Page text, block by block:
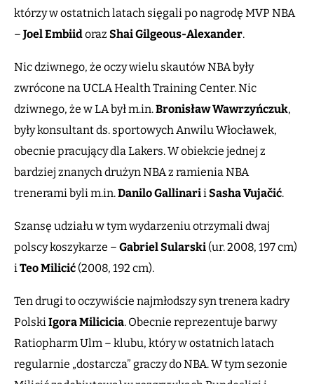
którzy w ostatnich latach sięgali po nagrodę MVP NBA
– Joel Embiidoraz Shai Gilgeous-Alexander.
Nic dziwnego, że oczy wielu skautów NBA były
zwrócone na UCLA Health Training Center. Nic
dziwnego, że w LA był m.in.Bronisław Wawrzyńczuk,
były konsultant ds. sportowych Anwilu Włocławek,
obecnie pracujący dla Lakers. W obiekcie jednej z
bardziej znanych drużyn NBA z ramienia NBA
trenerami byli m.in.Danilo Gallinarii Sasha Vujačić.
Szansę udziału w tym wydarzeniu otrzymali dwaj
polscy koszykarze – Gabriel Sularski (ur. 2008, 197 cm)
iTeo Milicić (2008, 192 cm).
Ten drugi to oczywiście najmłodszy syn trenera kadry
PolskiIgora Milicicia. Obecnie reprezentuje barwy
Ratiopharm Ulm – klubu, który w ostatnich latach
regularnie „dostarcza” graczy do NBA. W tym sezonie